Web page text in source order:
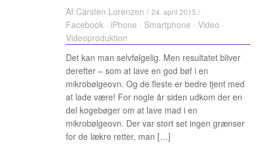
Af Carsten Lorenzen / 24. april 2015 /
Facebook · iPhone · Smartphone · Video ·
Videoproduktion
Det kan man selvfølgelig. Men resultatet bliver
derefter – som at lave en god bøf i en
mikrobølgeovn. Og de fleste er bedre tjent med
at lade være! For nogle år siden udkom der en
del kogebøger om at lave mad i en
mikrobølgeovn. Der var stort set ingen grænser
for de lækre retter, man […]